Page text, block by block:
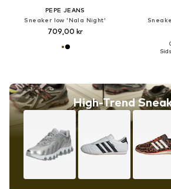
PEPE JEANS
Sneaker low 'Nala Night'
709,00 kr
High-Trend